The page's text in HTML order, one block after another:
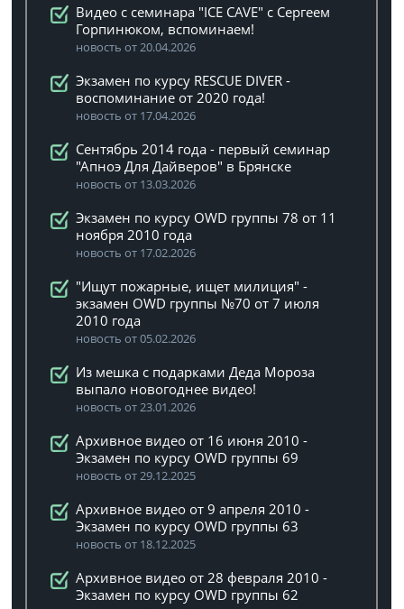
Видео с семинара "ICE CAVE" с Сергеем
Горпинюком, вспоминаем!
новость от 20.04.2026
Экзамен по курсу RESCUE DIVER -
воспоминание от 2020 года!
новость от 17.04.2026
Сентябрь 2014 года - первый семинар
"Апноэ Для Дайверов" в Брянске
новость от 13.03.2026
Экзамен по курсу OWD группы 78 от 11
ноября 2010 года
новость от 17.02.2026
"Ищут пожарные, ищет милиция" -
экзамен OWD группы №70 от 7 июля
2010 года
новость от 05.02.2026
Из мешка с подарками Деда Мороза
выпало новогоднее видео!
новость от 23.01.2026
Архивное видео от 16 июня 2010 -
Экзамен по курсу OWD группы 69
новость от 29.12.2025
Архивное видео от 9 апреля 2010 -
Экзамен по курсу OWD группы 63
новость от 18.12.2025
Архивное видео от 28 февраля 2010 -
Экзамен по курсу OWD группы 62